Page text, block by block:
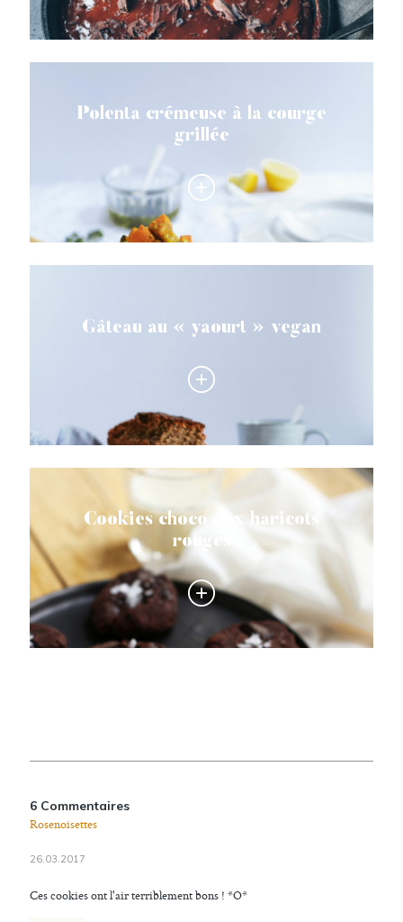
Polenta crémeuse à la courge
grillée
Gâteau au « yaourt » vegan
Cookies choco aux haricots
rouges
6 Commentaires
Rosenoisettes
26.03.2017
Ces cookies ont l'air terriblement bons ! *O*